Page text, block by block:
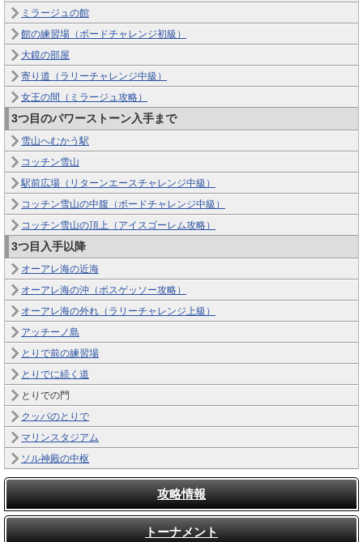
ミラージュの館
館の練習場（ボードチャレンジ初級）
大鏡の部屋
寄り道（ラリーチャレンジ中級）
女王の間（ミラージュ攻略）
3つ目のパワーストーン入手まで
雪山へむかう駅
コッチン雪山
駅前広場（リターンエースチャレンジ中級）
コッチン雪山の中腹（ボードチャレンジ中級）
コッチン雪山の頂上（アイスゴーレム攻略）
3つ目入手以降
オーアレ海の近海
オーアレ海の沖（ボスゲッソー攻略）
オーアレ海の外れ（ラリーチャレンジ上級）
アッチーノ島
とりで前の練習場
とりでに続く道
とりでの門
クッパのとりで
マリンスタジアム
ソル神殿の中枢
攻略情報
トーナメント